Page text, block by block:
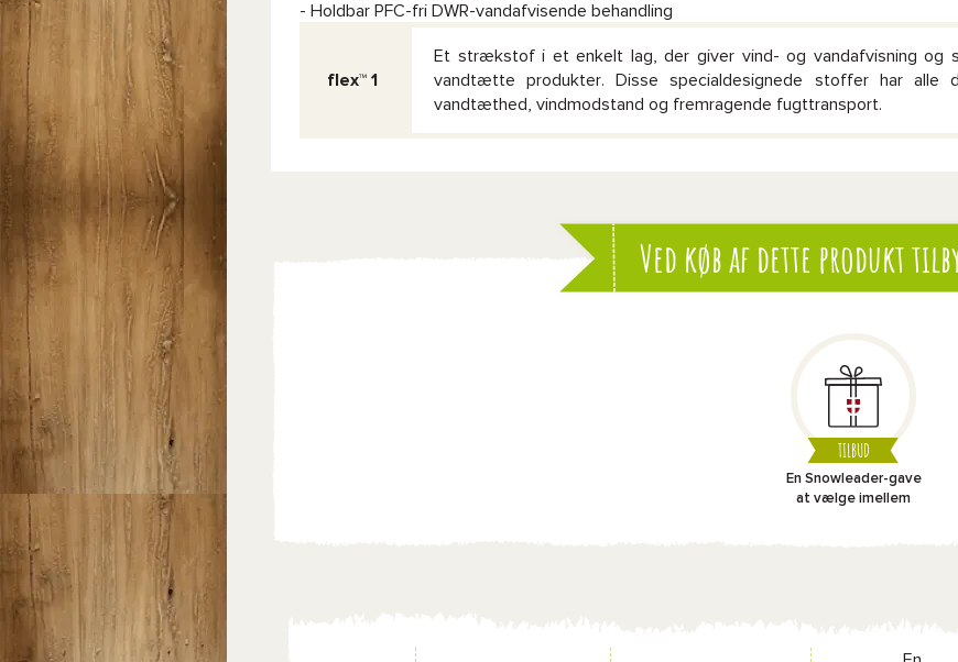
- Holdbar PFC-fri DWR-vandafvisende behandling
flex™ 1
Et strækstof i et enkelt lag, der giver vind- og vandafvisning og
vandtætte produkter. Disse specialdesignede stoffer har
vandtæthed, vindmodstand og fremragende fugttransport.
Ved køb af dette produkt
TILBUD
En Snowleader-gave
at vælge imellem